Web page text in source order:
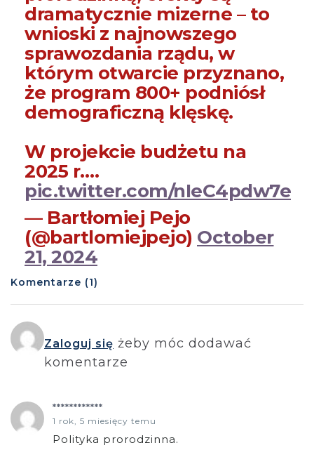
dramatycznie mizerne – to
wnioski z najnowszego
sprawozdania rządu, w
którym otwarcie przyznano,
że program 800+ podniósł
demograficzną klęskę.
W projekcie budżetu na
2025 r.…
pic.twitter.com/nIeC4pdw7e
— Bartłomiej Pejo
(@bartlomiejpejo) October
21, 2024
Komentarze (1)
Zaloguj się żeby móc dodawać
komentarze
************
1 rok, 5 miesięcy temu
Polityka prorodzinna.